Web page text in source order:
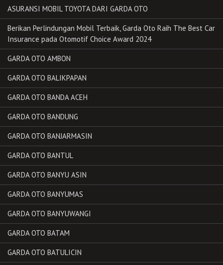
ASURANSI MOBIL TOYOTA DARI GARDA OTO
Berikan Perlindungan Mobil Terbaik, Garda Oto Raih The Best Car
Insurance pada Otomotif Choice Award 2024
GARDA OTO AMBON
GARDA OTO BALIKPAPAN
GARDA OTO BANDA ACEH
GARDA OTO BANDUNG
GARDA OTO BANJARMASIN
GARDA OTO BANTUL
GARDA OTO BANYU ASIN
GARDA OTO BANYUMAS
GARDA OTO BANYUWANGI
GARDA OTO BATAM
GARDA OTO BATULICIN